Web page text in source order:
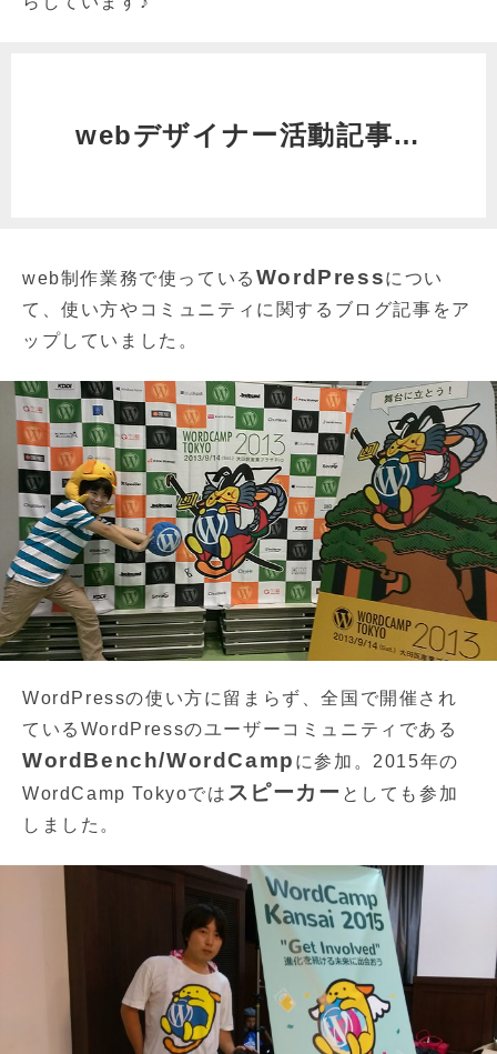
webデザイナー活動記事…
web制作業務で使っている WordPressについ
て、使い方やコミュニティに関するブログ記事をア
ップしていました。
WordPressの使い方に留まらず、全国で開催され
ているWordPressのユーザーコミュニティである
WordBench/WordCamp に参加。2015年の
WordCamp Tokyoでは スピーカー としても参加
しました。